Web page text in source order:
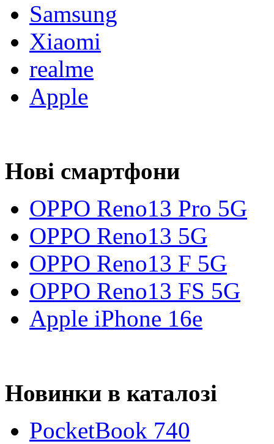
Samsung
Xiaomi
realme
Apple
Нові смартфони
OPPO Reno13 Pro 5G
OPPO Reno13 5G
OPPO Reno13 F 5G
OPPO Reno13 FS 5G
Apple iPhone 16e
Новинки в каталозі
PocketBook 740